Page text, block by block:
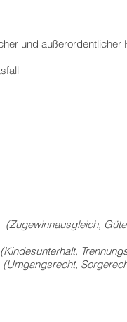
und
(Zugewinnausgleich,
Sorgerecht,